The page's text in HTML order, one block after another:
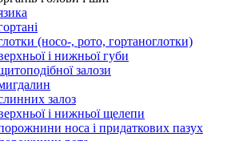
(носо-, рото, гортаноглотки)
і нижньої губи
залози
залоз
і нижньої щелепи
носа і придаткових пазух